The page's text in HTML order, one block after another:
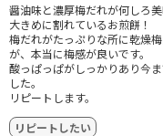
醤油味と濃厚梅だれが何しろ美
大きめに割れているお煎餅！
梅だれがたっぷりな所に乾燥
が、本当に梅感が良いです。
酸っぱっぱがしっかりあり今
した。
リピートします。
リピートしたい